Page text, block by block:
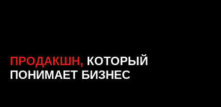
ПРОДАКШН, КОТОРЫЙ
ПОНИМАЕТ БИЗНЕС